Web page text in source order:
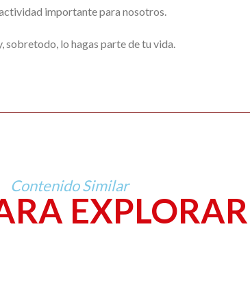
importante para nosotros.
sobretodo, lo hagas parte de tu vida.
Contenido Similar
EXPLORAR